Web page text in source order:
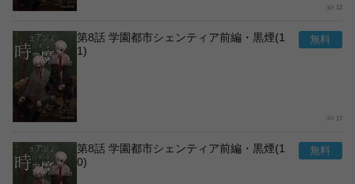
12
第8話 学園都市シェンティア前編・黒煙(1
1)
17
第8話 学園都市シェンティア前編・黒煙(1
0)